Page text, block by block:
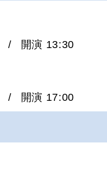
/ 開演 13:30
/ 開演 17:00